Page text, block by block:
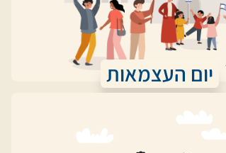
יום העצמאות